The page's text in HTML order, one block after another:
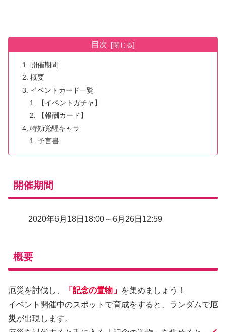
目次
開催期間
概要
イベントカード一覧
【イベントガチャ】
【報酬カード】
特効覚醒キャラ
予言書
開催期間
2020年6月18日18:00～6月26日12:59
概要
厄災を討伐し、 「記念の置物」 を集めましょう！
イベント開催中のスポットで育成をすると、ランダムで厄
災が出現します。